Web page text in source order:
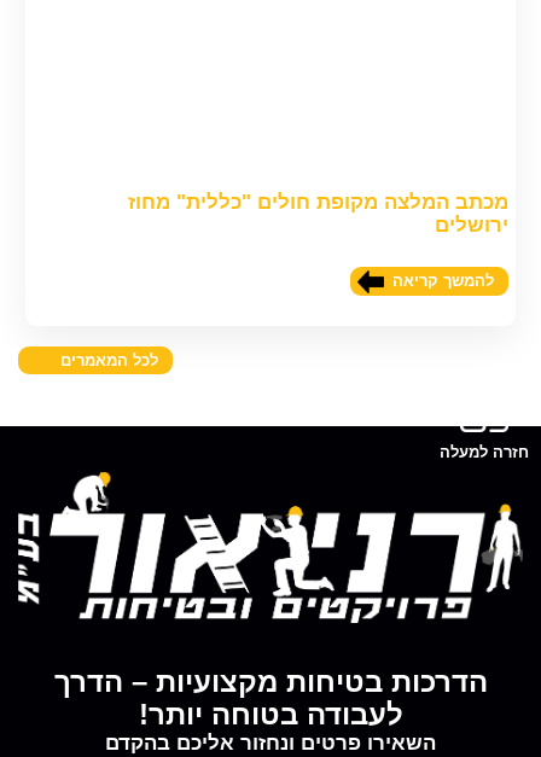
מכתב המלצה מקופת חולים "כללית" מחוז
ירושלים
להמשך קריאה
לכל המאמרים
חזרה למעלה
הדרכות בטיחות מקצועיות – הדרך
לעבודה בטוחה יותר!
השאירו פרטים ונחזור אליכם בהקדם